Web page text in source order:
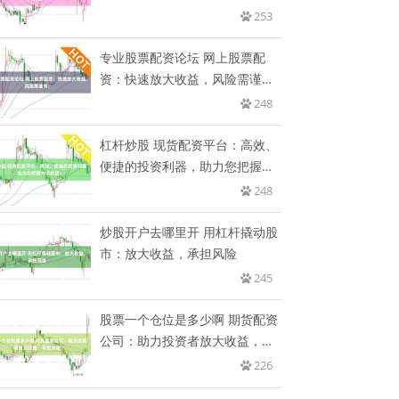
253
专业股票配资论坛 网上股票配
资：快速放大收益，风险需谨
248
杠杆炒股 现货配资平台：高效、
便捷的投资利器，助力您把握市
248
炒股开户去哪里开 用杠杆撬动股
市：放大收益，承担风险
245
股票一个仓位是多少啊 期货配资
公司：助力投资者放大收益，掌
226